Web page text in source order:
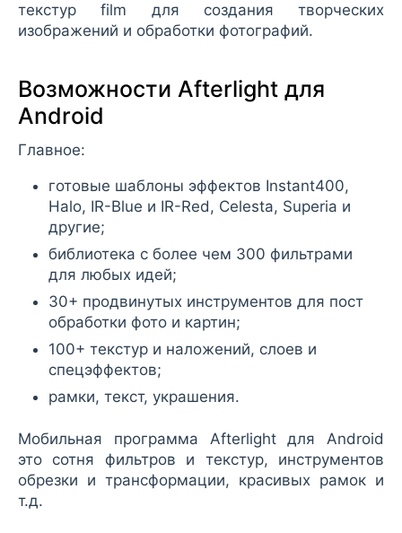
текстур film для создания творческих
изображений и обработки фотографий.
Возможности Afterlight для
Android
Главное:
готовые шаблоны эффектов Instant400,
Halo, IR-Blue и IR-Red, Celesta, Superia и
другие;
библиотека с более чем 300 фильтрами
для любых идей;
30+ продвинутых инструментов для пост
обработки фото и картин;
100+ текстур и наложений, слоев и
спецэффектов;
рамки, текст, украшения.
Мобильная программа Afterlight для Android
это сотня фильтров и текстур, инструментов
обрезки и трансформации, красивых рамок и
т.д.